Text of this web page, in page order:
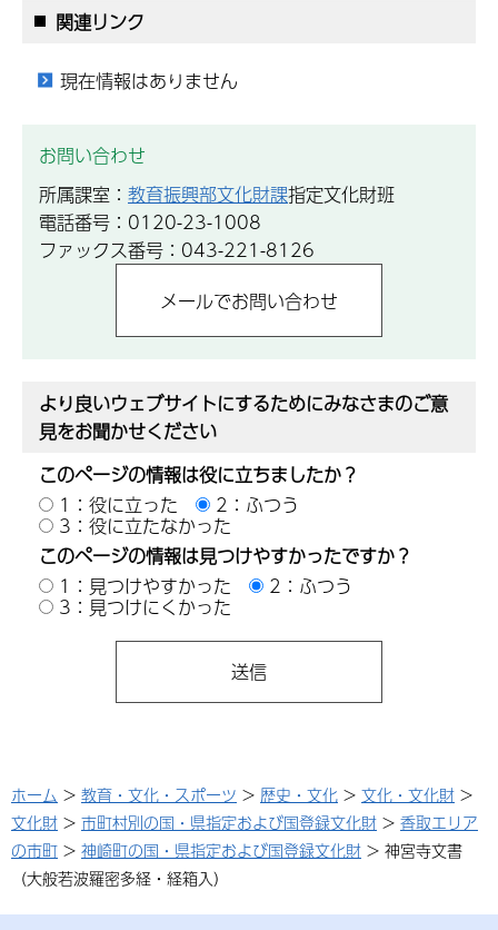
関連リンク
現在情報はありません
お問い合わせ
所属課室： 教育振興部文化財課指定文化財班
電話番号：0120-23-1008
ファックス番号：043-221-8126
より良いウェブサイトにするためにみなさまのご意
見をお聞かせください
このページの情報は役に立ちましたか？
1：役に立った
2：ふつう
3：役に立たなかった
このページの情報は見つけやすかったですか？
1：見つけやすかった
2：ふつう
3：見つけにくかった
ホーム > 教育・文化・スポーツ > 歴史・文化 > 文化・文化財 >
文化財 > 市町村別の国・県指定および国登録文化財 > 香取エリア
の市町 > 神崎町の国・県指定および国登録文化財 > 神宮寺文書
（大般若波羅密多経・経箱入）